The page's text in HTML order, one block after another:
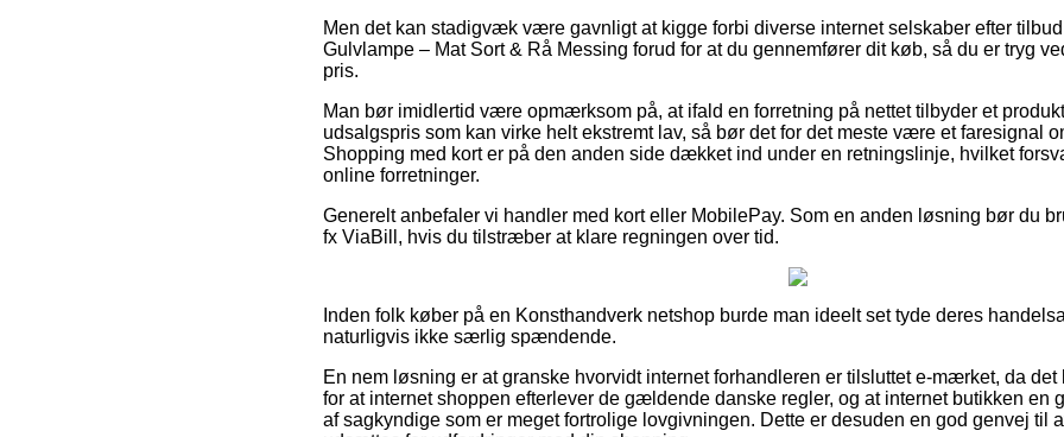
Men det kan stadigvæk være gavnligt at kigge forbi diverse internet selskaber efter
Gulvlampe – Mat Sort & Rå Messing forud for at du gennemfører dit køb, så du er tryg
pris.
Man bør imidlertid være opmærksom på, at ifald en forretning på nettet tilbyder et
udsalgspris som kan virke helt ekstremt lav, så bør det for det meste være et faresignal
Shopping med kort er på den anden side dækket ind under en retningslinje, hvilket
online forretninger.
Generelt anbefaler vi handler med kort eller MobilePay. Som en anden løsning bør du
fx ViaBill, hvis du tilstræber at klare regningen over tid.
Inden folk køber på en Konsthandverk netshop burde man ideelt set tyde deres
naturligvis ikke særlig spændende.
En nem løsning er at granske hvorvidt internet forhandleren er tilsluttet e-mærket, da
for at internet shoppen efterlever de gældende danske regler, og at internet butikken en
af sagkyndige som er meget fortrolige lovgivningen. Dette er desuden en god genvej til